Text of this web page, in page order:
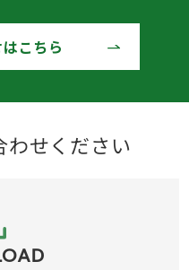
こちら
わせください